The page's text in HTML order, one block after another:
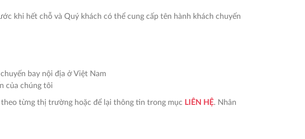
khi hết chỗ và Quý khách có thể cung cấp tên hành khách chuyến
bay nội địa ở Việt Nam
của chúng tôi
từng thị trường hoặc để lại thông tin trong mục LIÊN HỆ. Nhân